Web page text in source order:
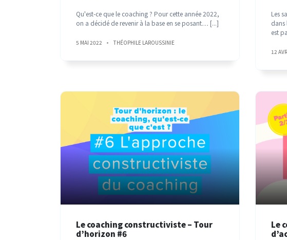
Qu'est-ce que le coaching ? Pour cette année 2022,
on a décidé de revenir à la base en se posant… [...]
5 MAI 2022 THÉOPHILE LAROUSSINIE
Les
dans
est
12
Le coaching constructiviste – Tour
d’horizon #6
Le